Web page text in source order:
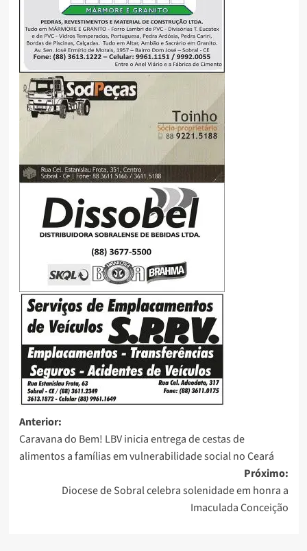
Anterior:
Caravana do Bem! LBV inicia entrega de cestas de
alimentos a famílias em vulnerabilidade social no Ceará
Próximo:
Diocese de Sobral celebra solenidade em honra a
Imaculada Conceição